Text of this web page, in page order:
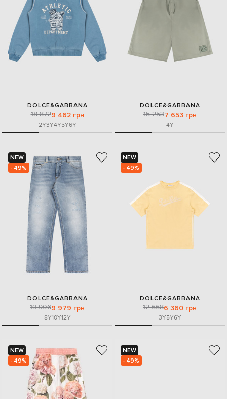
DOLCE&GABBANA
18 8729 462 грн
2Y3Y4Y5Y6Y
DOLCE&GABBANA
15 2537 653 грн
4Y
NEW
- 49%
DOLCE&GABBANA
19 9069 979 грн
8Y10Y12Y
NEW
- 49%
DOLCE&GABBANA
12 6686 360 грн
3Y5Y6Y
NEW
- 49%
NEW
- 49%